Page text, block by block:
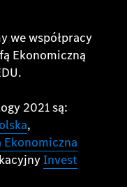
we współpracy
Ekonomiczną
2021 są:
,
Ekonomiczna
Invest